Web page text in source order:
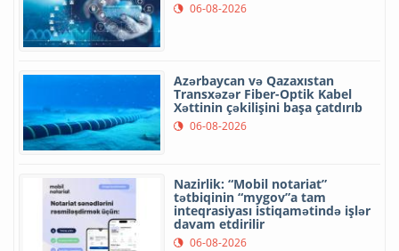
06-08-2026
Azərbaycan və Qazaxıstan
Transxəzər Fiber-Optik Kabel
Xəttinin çəkilişini başa çatdırıb
06-08-2026
Nazirlik: “Mobil notariat”
tətbiqinin “mygov”a tam
inteqrasiyası istiqamətində işlər
davam etdirilir
06-08-2026